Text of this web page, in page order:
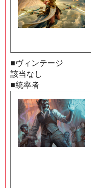
■ヴィンテージ
該当なし
■統率者